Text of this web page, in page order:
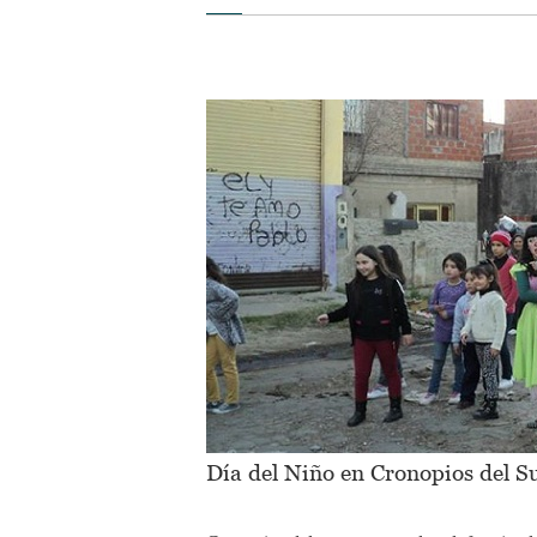
Día del Niño en Cronopios del